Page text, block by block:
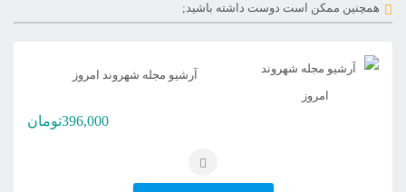
همچنین ممکن است دوست داشته باشید;
آرشیو مجله شهروند امروز
396,000تومان